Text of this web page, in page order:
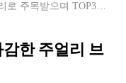
로 주목받으며 TOP3에
며 많은 사랑을 받았습
누군가를 원망하는 내
한 주얼리 브